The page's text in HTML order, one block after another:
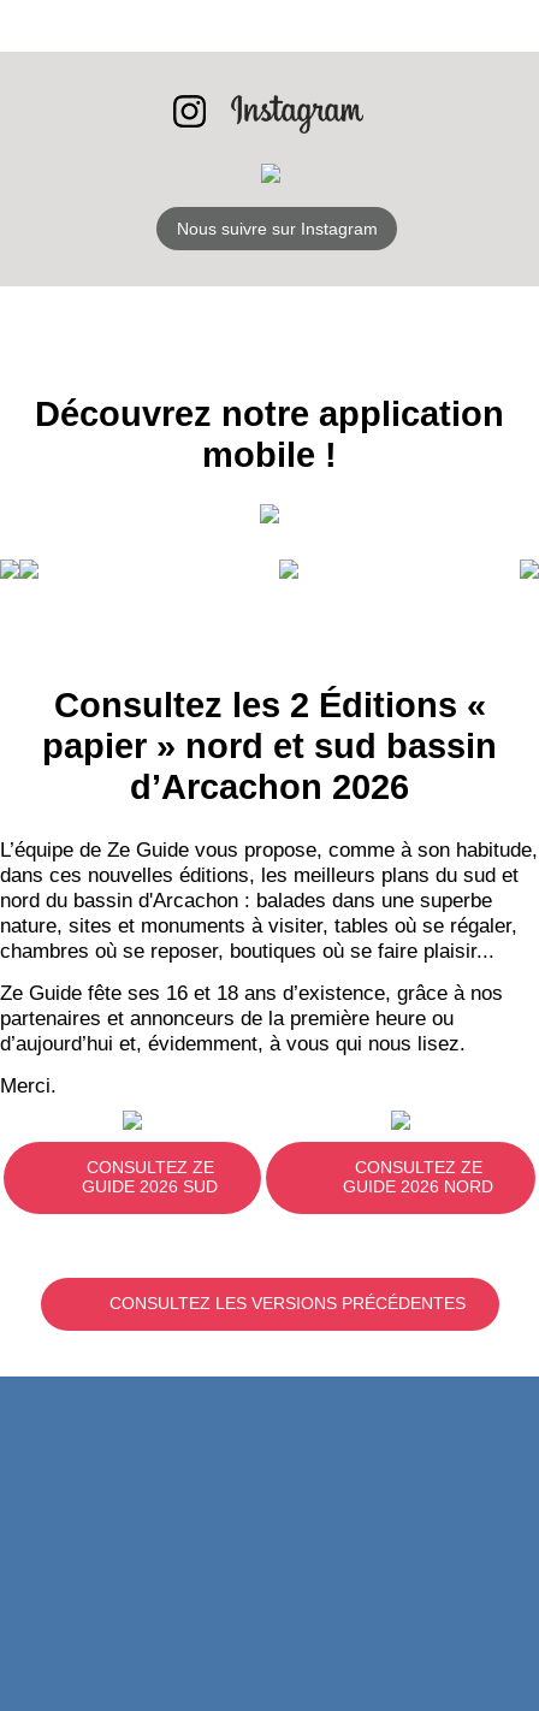
BONS PLANS
INSCRIPTION
NEWSLETTER
Nous suivre sur Instagram
Découvrez notre application
mobile !
Consultez les 2 Éditions «
papier » nord et sud bassin
d’Arcachon 2026
L’équipe de Ze Guide vous propose, comme à son habitude,
dans ces nouvelles éditions, les meilleurs plans du sud et
nord du bassin d'Arcachon : balades dans une superbe
nature, sites et monuments à visiter, tables où se régaler,
chambres où se reposer, boutiques où se faire plaisir...
Ze Guide fête ses 16 et 18 ans d’existence, grâce à nos
partenaires et annonceurs de la première heure ou
d’aujourd’hui et, évidemment, à vous qui nous lisez.
Merci.
CONSULTEZ ZE
GUIDE 2026 SUD
CONSULTEZ ZE
GUIDE 2026 NORD
CONSULTEZ LES VERSIONS PRÉCÉDENTES